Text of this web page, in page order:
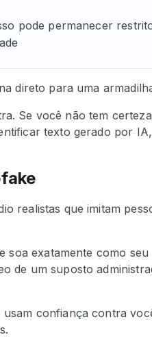
pode permanecer
direto para uma
Se você não tem
texto gerado por
realistas que imitam
soa exatamente como
de um suposto
confiança contra